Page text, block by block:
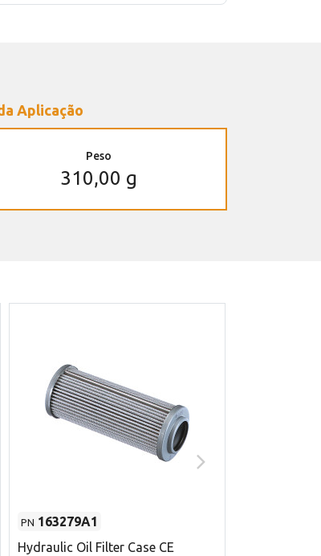
Aplicação
Peso
310,00 g
PN 163279A1
Hydraulic Oil Filter Case CE